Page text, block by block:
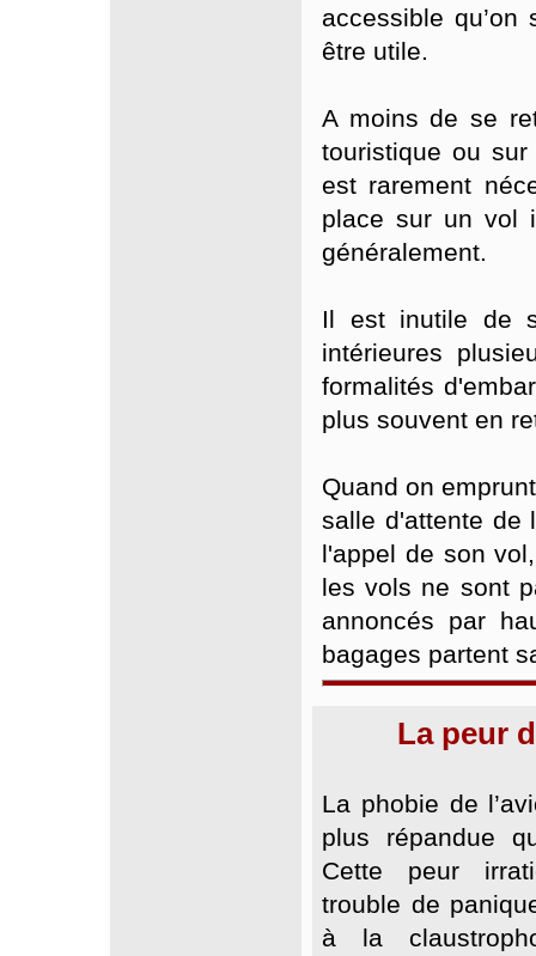
accessible
être utile.
A moins de se
touristique ou
est rarement
place sur un vol
généralement.
Il est inutile de
intérieures
formalités
plus souvent en
Quand on
salle d'attente de
l'appel de son
les vols ne sont
annoncés par
bagages partent
La peur
La phobie de
plus répandue
Cette peur
trouble de
à la